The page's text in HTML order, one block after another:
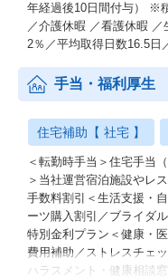
年経過後10日間付与） ※
／介護休暇 ／看護休暇
2％／平均取得日数16.5日
手当・福利厚生
住宅補助【 社宅 】
＜転勤時手当＞住宅手当
＞当社運営宿泊施設やレ
手数料割引＜生活支援・
ーツ購入割引／ブライダ
特別金利プラン＜健康・
費用補助／ストレスチェ
ハラスメント・健康相談